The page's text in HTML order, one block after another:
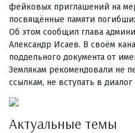
фейковых приглашений на
посвящённые памяти
Об этом сообщил глава
Александр Исаев. В своём
поддельного документа от
Землякам рекомендовали не
ссылкам, не вступать в диалог
Актуальные темы